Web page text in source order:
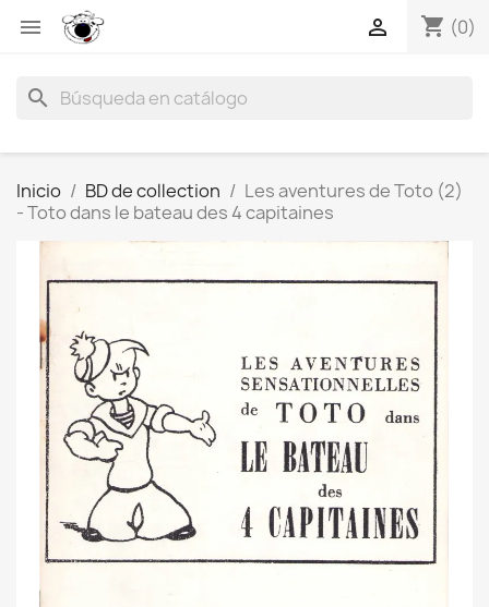
 shopping_cart (0)

search
Inicio BD de collection
Les aventures de Toto (2)
- Toto dans le bateau des 4 capitaines